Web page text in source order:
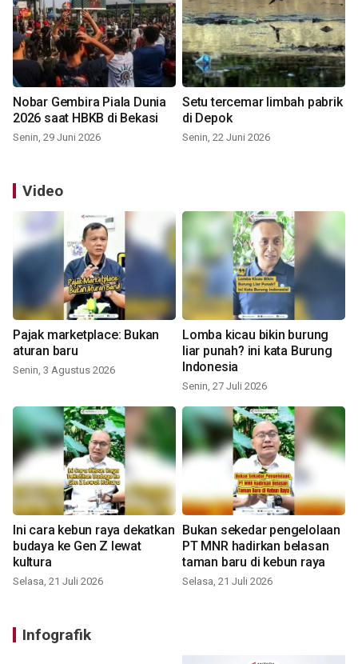
Nobar Gembira Piala Dunia
2026 saat HBKB di Bekasi
Senin, 29 Juni 2026
Setu tercemar limbah pabrik
di Depok
Senin, 22 Juni 2026
Video
Pajak marketplace: Bukan
aturan baru
Senin, 3 Agustus 2026
Lomba kicau bikin burung
liar punah? ini kata Burung
Indonesia
Senin, 27 Juli 2026
Ini cara kebun raya dekatkan
budaya ke Gen Z lewat
kultura
Selasa, 21 Juli 2026
Bukan sekedar pengelolaan
PT MNR hadirkan belasan
taman baru di kebun raya
Selasa, 21 Juli 2026
Infografik